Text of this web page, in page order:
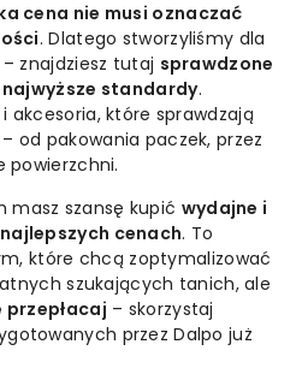
cena nie musi oznaczać
. Dlatego stworzyliśmy dla
znajdziesz tutaj sprawdzone
najwyższe standardy.
które sprawdzają
od pakowania paczek, przez
powierzchni.
masz szansę kupić wydajne i
cenach. To
które chcą zoptymalizować
szukających tanich, ale
przepłacaj – skorzystaj
przez Dalpo już